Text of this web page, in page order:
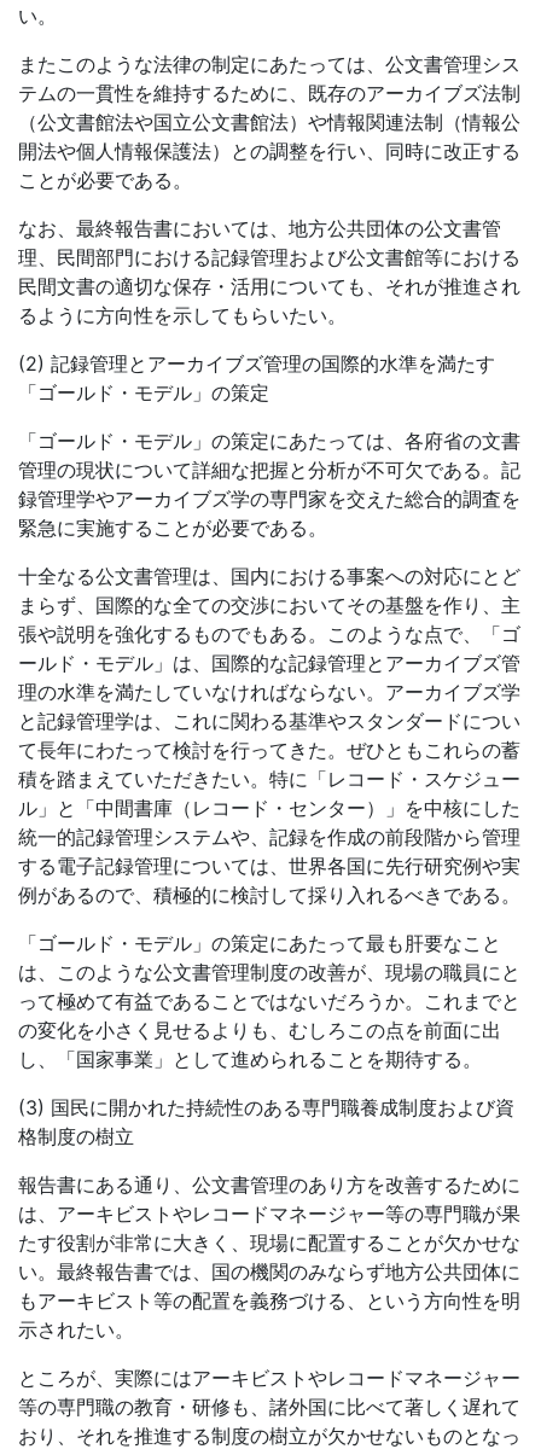
い。
またこのような法律の制定にあたっては、公文書管理シス
テムの一貫性を維持するために、既存のアーカイブズ法制
（公文書館法や国立公文書館法）や情報関連法制（情報公
開法や個人情報保護法）との調整を行い、同時に改正する
ことが必要である。
なお、最終報告書においては、地方公共団体の公文書管
理、民間部門における記録管理および公文書館等における
民間文書の適切な保存・活用についても、それが推進され
るように方向性を示してもらいたい。
(2) 記録管理とアーカイブズ管理の国際的水準を満たす
「ゴールド・モデル」の策定
「ゴールド・モデル」の策定にあたっては、各府省の文書
管理の現状について詳細な把握と分析が不可欠である。記
録管理学やアーカイブズ学の専門家を交えた総合的調査を
緊急に実施することが必要である。
十全なる公文書管理は、国内における事案への対応にとど
まらず、国際的な全ての交渉においてその基盤を作り、主
張や説明を強化するものでもある。このような点で、「ゴ
ールド・モデル」は、国際的な記録管理とアーカイブズ管
理の水準を満たしていなければならない。アーカイブズ学
と記録管理学は、これに関わる基準やスタンダードについ
て長年にわたって検討を行ってきた。ぜひともこれらの蓄
積を踏まえていただきたい。特に「レコード・スケジュー
ル」と「中間書庫（レコード・センター）」を中核にした
統一的記録管理システムや、記録を作成の前段階から管理
する電子記録管理については、世界各国に先行研究例や実
例があるので、積極的に検討して採り入れるべきである。
「ゴールド・モデル」の策定にあたって最も肝要なこと
は、このような公文書管理制度の改善が、現場の職員にと
って極めて有益であることではないだろうか。これまでと
の変化を小さく見せるよりも、むしろこの点を前面に出
し、「国家事業」として進められることを期待する。
(3) 国民に開かれた持続性のある専門職養成制度および資
格制度の樹立
報告書にある通り、公文書管理のあり方を改善するために
は、アーキビストやレコードマネージャー等の専門職が果
たす役割が非常に大きく、現場に配置することが欠かせな
い。最終報告書では、国の機関のみならず地方公共団体に
もアーキビスト等の配置を義務づける、という方向性を明
示されたい。
ところが、実際にはアーキビストやレコードマネージャー
等の専門職の教育・研修も、諸外国に比べて著しく遅れて
おり、それを推進する制度の樹立が欠かせないものとなっ